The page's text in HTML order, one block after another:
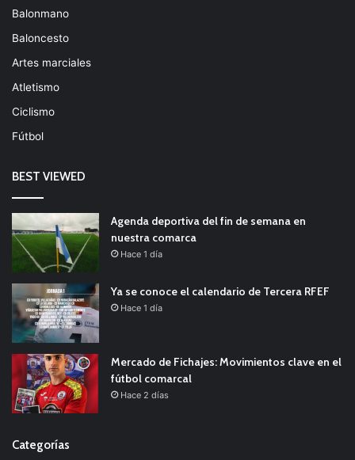
Balonmano
Baloncesto
Artes marciales
Atletismo
Ciclismo
Fútbol
BEST VIEWED
Agenda deportiva del fin de semana en
nuestra comarca
Hace 1 día
Ya se conoce el calendario de Tercera RFEF
Hace 1 día
Mercado de Fichajes: Movimientos clave en el
fútbol comarcal
Hace 2 días
Categorías